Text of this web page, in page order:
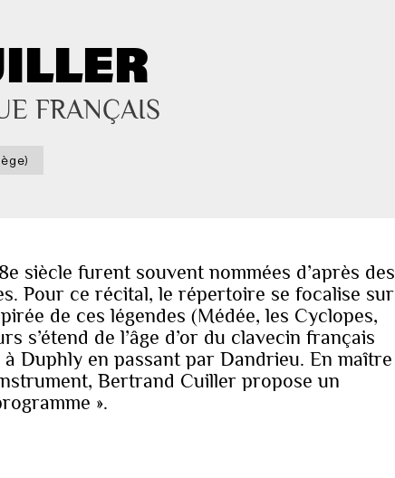
FRANÇAIS
siècle furent souvent nommées d’après des
Pour ce récital, le répertoire se focalise sur
de ces légendes (Médée, les Cyclopes,
s’étend de l’âge d’or du clavecin français
Duphly en passant par Dandrieu. En maître
Bertrand Cuiller propose un
».